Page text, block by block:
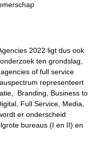
2022 ligt dus ook
ten grondslag,
of full service
representeert
Branding, Business to
Full Service, Media,
er onderscheid
bureaus (I en II) en